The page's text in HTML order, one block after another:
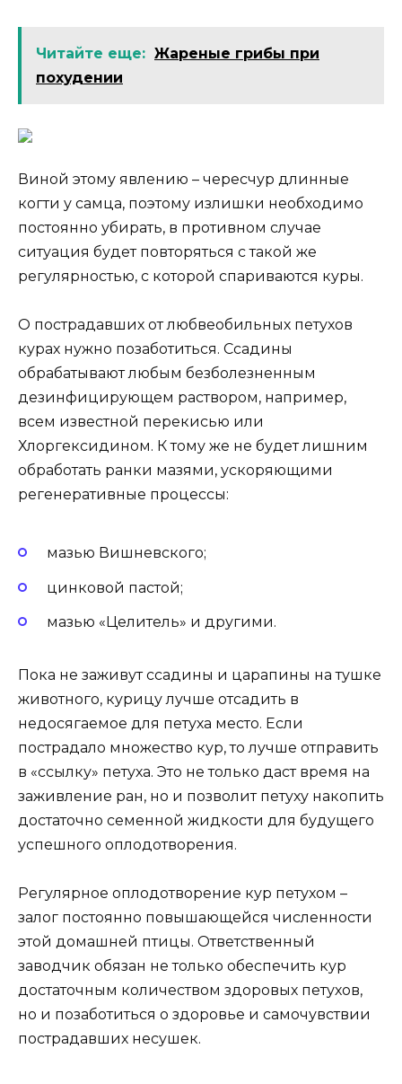
Читайте еще: Жареные грибы при
похудении
Виной этому явлению – чересчур длинные
когти у самца, поэтому излишки необходимо
постоянно убирать, в противном случае
ситуация будет повторяться с такой же
регулярностью, с которой спариваются куры.
О пострадавших от любвеобильных петухов
курах нужно позаботиться. Ссадины
обрабатывают любым безболезненным
дезинфицирующем раствором, например,
всем известной перекисью или
Хлоргексидином. К тому же не будет лишним
обработать ранки мазями, ускоряющими
регенеративные процессы:
мазью Вишневского;
цинковой пастой;
мазью «Целитель» и другими.
Пока не заживут ссадины и царапины на тушке
животного, курицу лучше отсадить в
недосягаемое для петуха место. Если
пострадало множество кур, то лучше отправить
в «ссылку» петуха. Это не только даст время на
заживление ран, но и позволит петуху накопить
достаточно семенной жидкости для будущего
успешного оплодотворения.
Регулярное оплодотворение кур петухом –
залог постоянно повышающейся численности
этой домашней птицы. Ответственный
заводчик обязан не только обеспечить кур
достаточным количеством здоровых петухов,
но и позаботиться о здоровье и самочувствии
пострадавших несушек.